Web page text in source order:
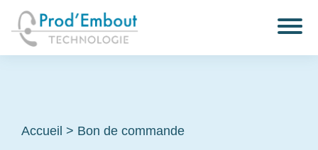
Accueil > Bon de commande